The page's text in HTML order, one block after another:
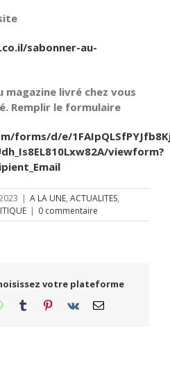
sabonner-au-
magazine livré chez vous
Remplir le formulaire
forms/d/e/
viewform?
| A LA UNE, ACTUALITES,
| 0 commentaire
votre plateforme
WhatsApp
Tumblr Pinterest
Vk Email